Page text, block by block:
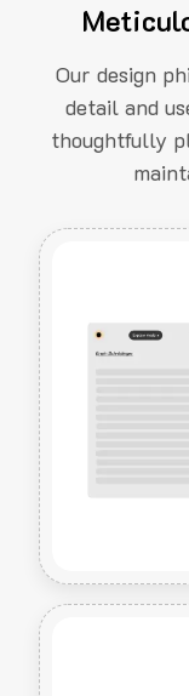
Our design
detail and
thoughtfully